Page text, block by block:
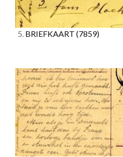
5. BRIEFKAART (7859)